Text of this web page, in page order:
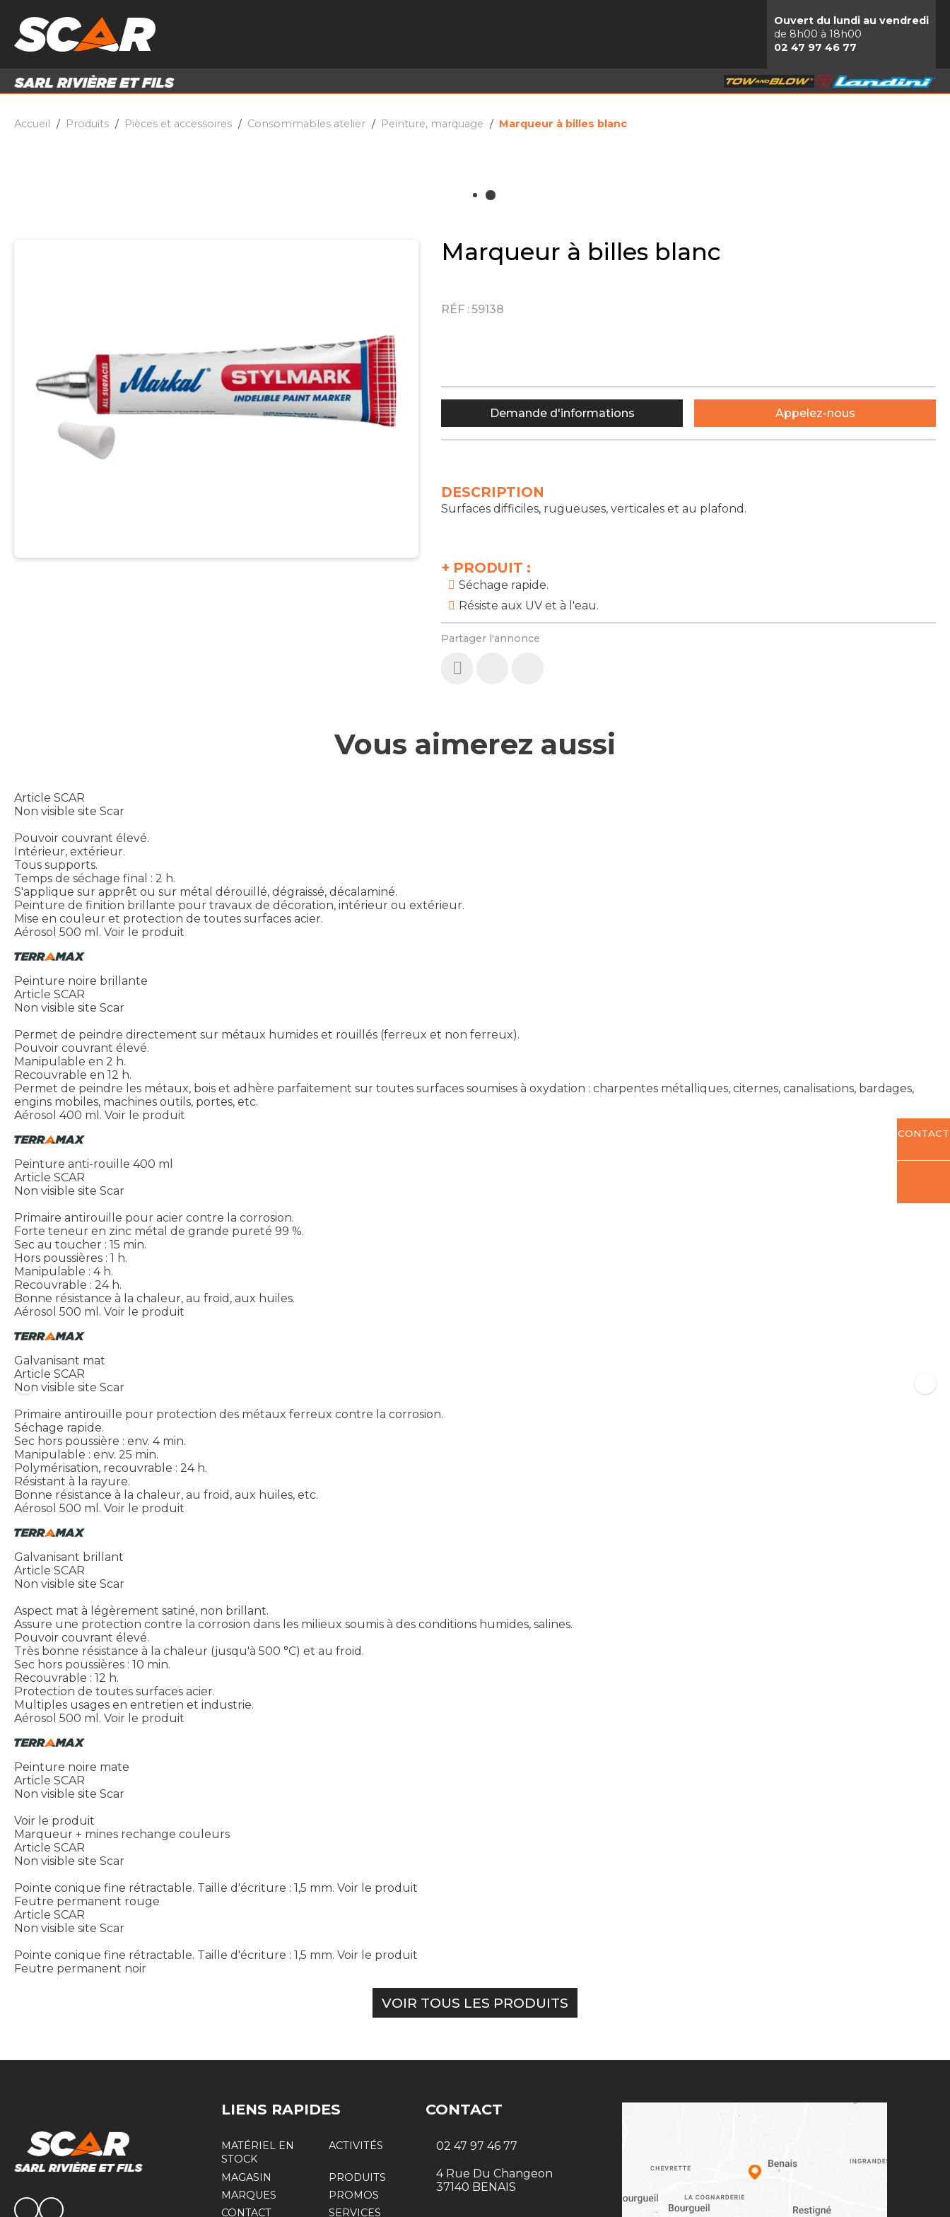
PIÈCES ET ACCESSOIRES
Ouvert du lundi au vendredi
de 8h00 à 18h00
02 47 97 46 77
Accueil Produits Pièces et accessoires Consommables atelier Peinture, marquage Marqueur à billes blanc
Marqueur à billes blanc
RÉF :59138
+ PRODUIT :
Séchage rapide.
Résiste aux UV et à l'eau.
Partager l'annonce
DESCRIPTION
Surfaces difficiles, rugueuses, verticales et au plafond.
Demande d'informations Appelez-nous
Vous aimerez aussi
Article SCAR
Non visible site Scar
Pouvoir couvrant élevé.
Intérieur, extérieur.
Tous supports.
Temps de séchage final : 2 h.
S'applique sur apprêt ou sur métal dérouillé, dégraissé, décalaminé.
Peinture de finition brillante pour travaux de décoration, intérieur ou extérieur.
Mise en couleur et protection de toutes surfaces acier.
Aérosol 500 ml. Voir le produit
Peinture noire brillante
Article SCAR
Non visible site Scar
Permet de peindre directement sur métaux humides et rouillés (ferreux et non ferreux).
Pouvoir couvrant élevé.
Manipulable en 2 h.
Recouvrable en 12 h.
Permet de peindre les métaux, bois et adhère parfaitement sur toutes surfaces soumises à oxydation : charpentes métalliques, citernes, canalisations, bardages,
engins mobiles, machines outils, portes, etc.
Aérosol 400 ml. Voir le produit
Peinture anti-rouille 400 ml
Article SCAR
Non visible site Scar
Primaire antirouille pour acier contre la corrosion.
Forte teneur en zinc métal de grande pureté 99 %.
Sec au toucher : 15 min.
Hors poussières : 1 h.
Manipulable : 4 h.
Recouvrable : 24 h.
Bonne résistance à la chaleur, au froid, aux huiles.
Aérosol 500 ml. Voir le produit
Galvanisant mat
Article SCAR
Non visible site Scar
Primaire antirouille pour protection des métaux ferreux contre la corrosion.
Séchage rapide.
Sec hors poussière : env. 4 min.
Manipulable : env. 25 min.
Polymérisation, recouvrable : 24 h.
Résistant à la rayure.
Bonne résistance à la chaleur, au froid, aux huiles, etc.
Aérosol 500 ml. Voir le produit
Galvanisant brillant
Article SCAR
Non visible site Scar
Aspect mat à légèrement satiné, non brillant.
Assure une protection contre la corrosion dans les milieux soumis à des conditions humides, salines.
Pouvoir couvrant élevé.
Très bonne résistance à la chaleur (jusqu'à 500 °C) et au froid.
Sec hors poussières : 10 min.
Recouvrable : 12 h.
Protection de toutes surfaces acier.
Multiples usages en entretien et industrie.
Aérosol 500 ml. Voir le produit
Peinture noire mate
Article SCAR
Non visible site Scar
Voir le produit
Marqueur + mines rechange couleurs
Article SCAR
Non visible site Scar
Pointe conique fine rétractable. Taille d'écriture : 1,5 mm. Voir le produit
Feutre permanent rouge
Article SCAR
Non visible site Scar
Pointe conique fine rétractable. Taille d'écriture : 1,5 mm. Voir le produit
Feutre permanent noir
VOIR TOUS LES PRODUITS
CONTACT
LIENS RAPIDES
MATÉRIEL EN
STOCK
ACTIVITÉS
MAGASIN
PRODUITS
MARQUES
PROMOS
CONTACT
SERVICES
CONTACT
02 47 97 46 77
4 Rue Du Changeon
37140 BENAIS